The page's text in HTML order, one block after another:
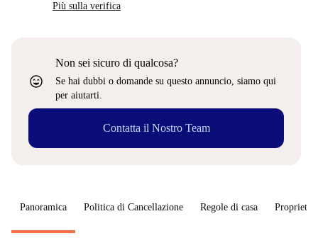
Più sulla verifica
sentiment_very_satisfied
Non sei sicuro di qualcosa?
Se hai dubbi o domande su questo annuncio, siamo qui
per aiutarti.
Contatta il Nostro Team
Panoramica Politica di Cancellazione Regole di casa